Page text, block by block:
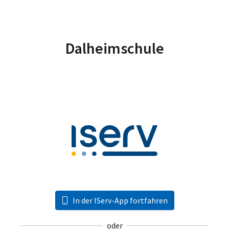
Dalheimschule
In der IServ-App fortfahren
oder